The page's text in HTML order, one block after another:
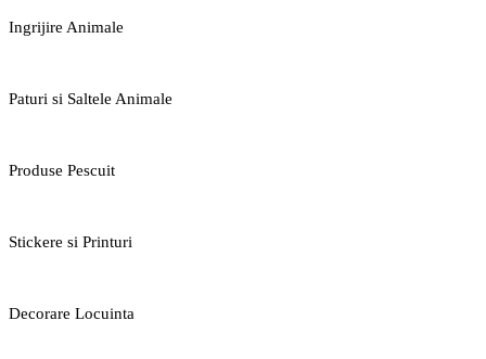
Ingrijire Animale
Paturi si Saltele Animale
Produse Pescuit
Stickere si Printuri
Decorare Locuinta